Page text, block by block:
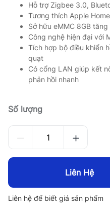
Hỗ trợ Zigbee 3.0,
Tương thích Apple
Sở hữu eMMC 8GB
Công nghệ hiện đại với
Tích hợp bộ điều khiển
quạt
Có cổng LAN giúp kết
phản hồi nhanh
Số lượng
Liên Hệ
Liên hệ để biết giá sản phẩm